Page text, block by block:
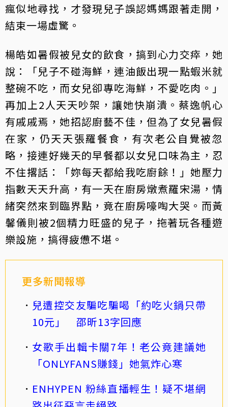
瘋似地尋找，才發現兒子誤認媽媽跟著走開，
結束一場虛驚。
楊皓如暑假被兒女的飲食，搞到心力交瘁，她
說：「兒子不碰海鮮，連油飯出現一點蝦米就
整碗不吃，而女兒卻專吃海鮮，不愛吃肉。」
再加上2人天天吵架，讓她快崩潰。蔡逸帆心
有戚戚焉，她招認廚藝不佳，但為了女兒暑假
在家，仍天天張羅餐食，有次老公自覺被忽
略，接連好幾天的早餐都以女兒口味為主，忍
不住撂話：「妳每天都給我吃廚餘！」她壓力
指數天天升高，有一天在廚房燉煮羅宋湯，情
緒突然來到臨界點，竟在廚房嚎啕大哭。而黃
馨儀則被2個精力旺盛的兒子，拖著玩各種遊
樂設施，搞得疲憊不堪。
更多新聞報導
兒遭控交友騙吃騙喝「約吃火鍋只帶
10元」 邵昕13字回應
女歌手出輯卡關7年！老公竟建議她
「ONLYFANS賺錢」她氣炸心寒
ENHYPEN 粉絲直播輕生！疑不堪網